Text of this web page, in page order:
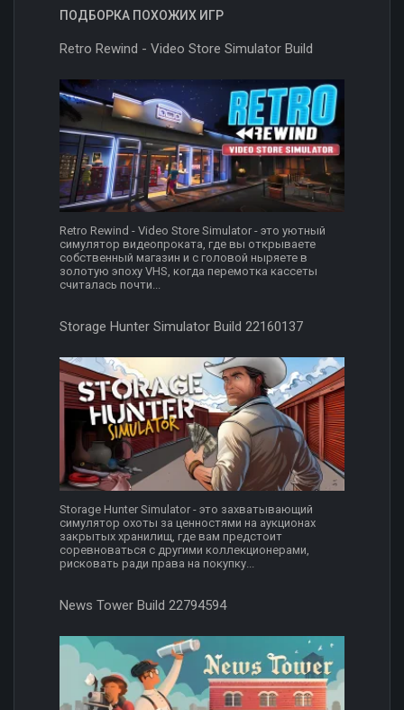
ПОДБОРКА ПОХОЖИХ ИГР
Retro Rewind - Video Store Simulator Build
Retro Rewind - Video Store Simulator - это уютный
симулятор видеопроката, где вы открываете
собственный магазин и с головой ныряете в
золотую эпоху VHS, когда перемотка кассеты
считалась почти...
Storage Hunter Simulator Build 22160137
Storage Hunter Simulator - это захватывающий
симулятор охоты за ценностями на аукционах
закрытых хранилищ, где вам предстоит
соревноваться с другими коллекционерами,
рисковать ради права на покупку...
News Tower Build 22794594